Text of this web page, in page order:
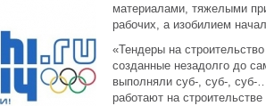
материалами, тяжелыми
рабочих, а изобилием
«Тендеры на
созданные незадолго до
выполняли суб-, суб-, суб-
работают на